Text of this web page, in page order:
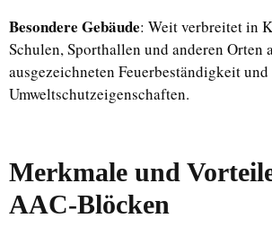
Besondere Gebäude: Weit verbreitet in
Schulen, Sporthallen und anderen Orten
ausgezeichneten Feuerbeständigkeit und
Umweltschutzeigenschaften.
Merkmale und
AAC-Blöcken